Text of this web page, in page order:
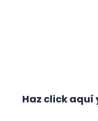
Haz click aquí